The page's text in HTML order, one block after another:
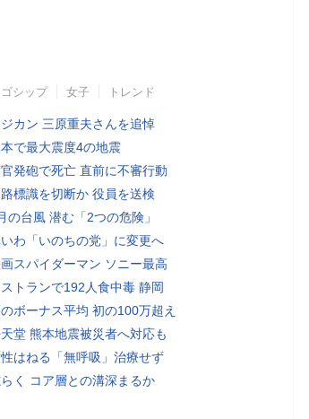
ゴシップ 女子 トレンド
カン 三原重夫さんを追悼
で最大震度4の地震
発砲で死亡 直前に不審行動
標識を切断か 役員を送検
の台風 潜む「2つの危険」
わ「いのちの党」に変更へ
スパイダーマン ソニー最高
ストランで192人食中毒 静岡
ボーナス平均 初の100万超え
堂 熊本地震被災者へ対応も
はねる「無呼吸」治療せず
く コア層との溝深まるか